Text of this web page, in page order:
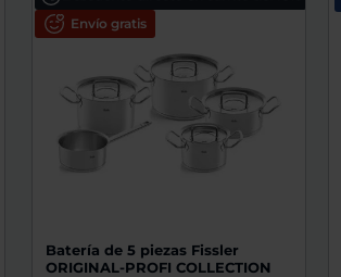
Envío gratis
Batería de 5 piezas Fissler
ORIGINAL-PROFI COLLECTION